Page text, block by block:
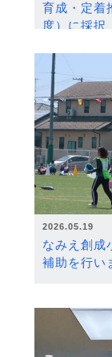
育成・定着
度）に採択
2026.05.19
なみえ創成
補助を行い